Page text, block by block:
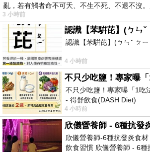
亂，若有觸者命不可夭、不生不死、不退不沒
受
3 小時前
認識【苯騈芘】(ㄅㄣˇ
認識【苯騈芘】(ㄅㄣˇ ㄆㄧ
4 小時前
不只少吃鹽！專家曝「1吃
- 得舒飲食(DASH Diet)
https://
4 小時前
欣儀營養師-6種抗發炎食
飲食習慣 欣儀營養師 - 6種